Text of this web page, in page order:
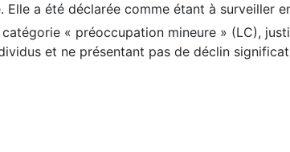
Elle a été déclarée comme étant à surveiller
« préoccupation mineure » (LC),
et ne présentant pas de déclin